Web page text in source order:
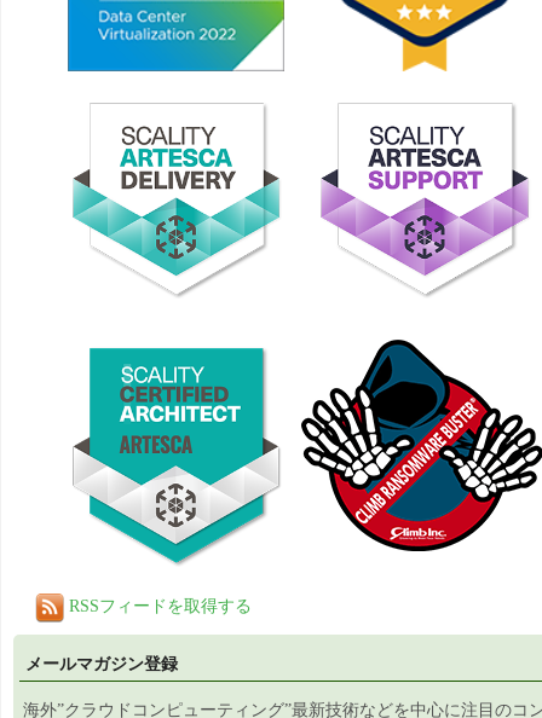
RSSフィードを取得する
メールマガジン登録
海外”クラウドコンピューティング”最新技術などを中心に注目のコ